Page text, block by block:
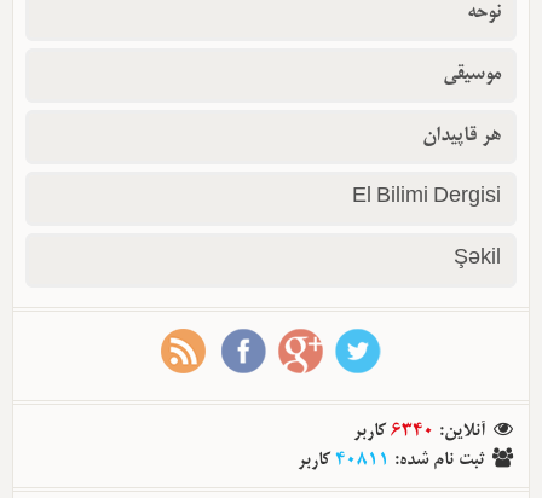
نوحه
موسیقی
هر قاپیدان
El Bilimi Dergisi
Şəkil
آنلاین:
6340 کاربر
ثبت نام شده:
40811 کاربر